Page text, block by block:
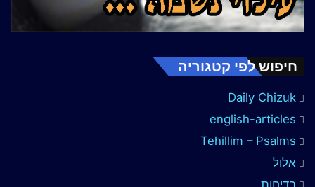
חיפוש לפי קטגוריה
Daily Chizuk
english-articles
Tehillim – Psalms
אלול